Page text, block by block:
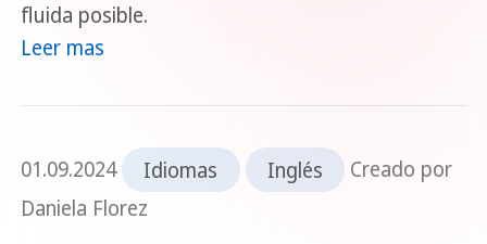
fluida posible.
Leer mas
01.09.2024 Idiomas Inglés
Creado por
Daniela Florez